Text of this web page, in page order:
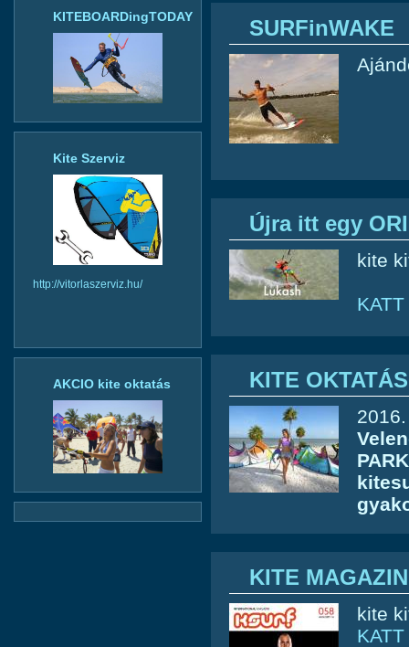
KITEBOARDingTODAY
Kite Szerviz
http://vitorlaszerviz.hu/
AKCIO kite oktatás
SURFinWAKE
Újra itt egy
kite
KITE
KITE
kite